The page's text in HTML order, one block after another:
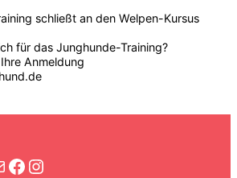
schließt an den Welpen-Kursus
für das Junghunde-Training?
Anmeldung
Facebook
Instagram